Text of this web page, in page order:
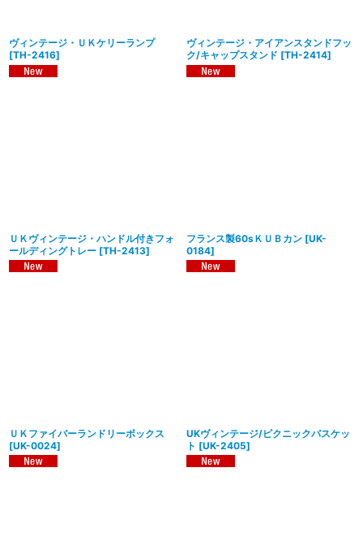
ヴィンテージ・ＵＫケリーランプ
[TH-2416]
ヴィンテージ・アイアンスタンドフッ
ク/キャップスタンド [TH-2414]
ＵＫヴィンテージ・ハンドル付きフォ
ールディングトレー [TH-2413]
フランス製60sＫＵＢカン [UK-
0184]
ＵＫファイバーランドリーボックス
[UK-0024]
UKヴィンテージ/ピクニックバスケッ
ト [UK-2405]